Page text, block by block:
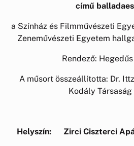
című
a Színház és Filmművészeti
Zeneművészeti Egyetem
Rendező: Hegedűs
A műsort összeállította: Dr.
Kodály
Helyszín: Zirci Ciszterci